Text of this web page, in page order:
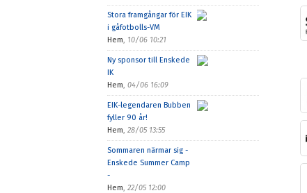
Stora framgångar för EIK
i gåfotbolls-VM
Hem, 10/06 10:21
Ny sponsor till Enskede
IK
Hem, 04/06 16:09
EIK-legendaren Bubben
fyller 90 år!
Hem, 28/05 13:55
Sommaren närmar sig -
Enskede Summer Camp
-
Hem, 22/05 12:00